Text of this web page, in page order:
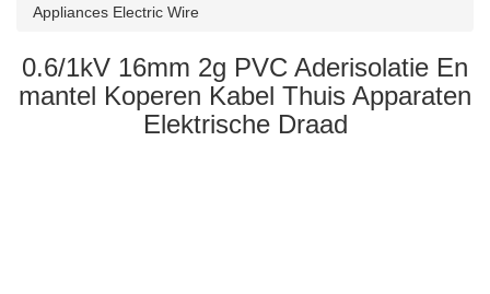
o
n
Appliances Electric Wire
0.6/1kV 16mm 2g PVC Aderisolatie En
mantel Koperen Kabel Thuis Apparaten
Elektrische Draad